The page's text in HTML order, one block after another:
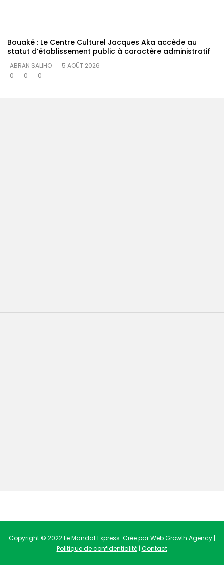
Bouaké : Le Centre Culturel Jacques Aka accède au
statut d’établissement public à caractère administratif
ABRAN SALIHO
5 AOÛT 2026
0
0 0
Copyright © 2022 Le Mandat Express. Crée par Web Growth Agency |
Politique de confidentialité| Contact